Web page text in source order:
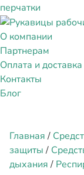
перчатки
О компании
Партнерам
Оплата и доставка
Контакты
Блог
Главная/
защиты/
дыхания/